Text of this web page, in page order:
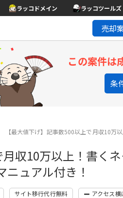
ラッコドメイン ラッコツールズ
売却
この案件は
条
【最大値下げ】記事数500以上で月収10万
月収10万以上！書
ュアル付き！
サイト移行代行無料 アクセス横